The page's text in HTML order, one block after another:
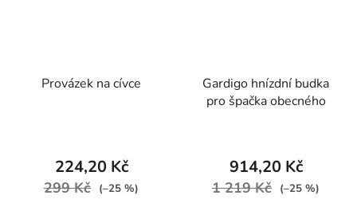
Provázek na cívce
224,20 Kč
299 Kč (–25 %)
Gardigo hnízdní budka
pro špačka obecného
914,20 Kč
1 219 Kč (–25 %)